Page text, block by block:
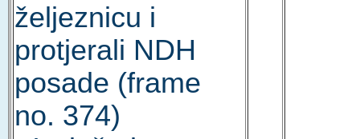
željeznicu i
protjerali NDH
posade (frame
no. 374)